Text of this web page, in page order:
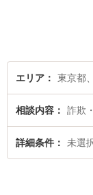
エリア 東京都
相談内容 詐欺
詳細条件 未選